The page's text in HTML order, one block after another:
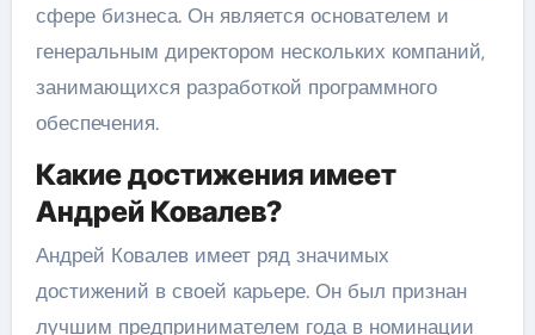
сфере бизнеса. Он является основателем и
генеральным директором нескольких компаний,
занимающихся разработкой программного
обеспечения.
Какие достижения имеет
Андрей Ковалев?
Андрей Ковалев имеет ряд значимых
достижений в своей карьере. Он был признан
лучшим предпринимателем года в номинации